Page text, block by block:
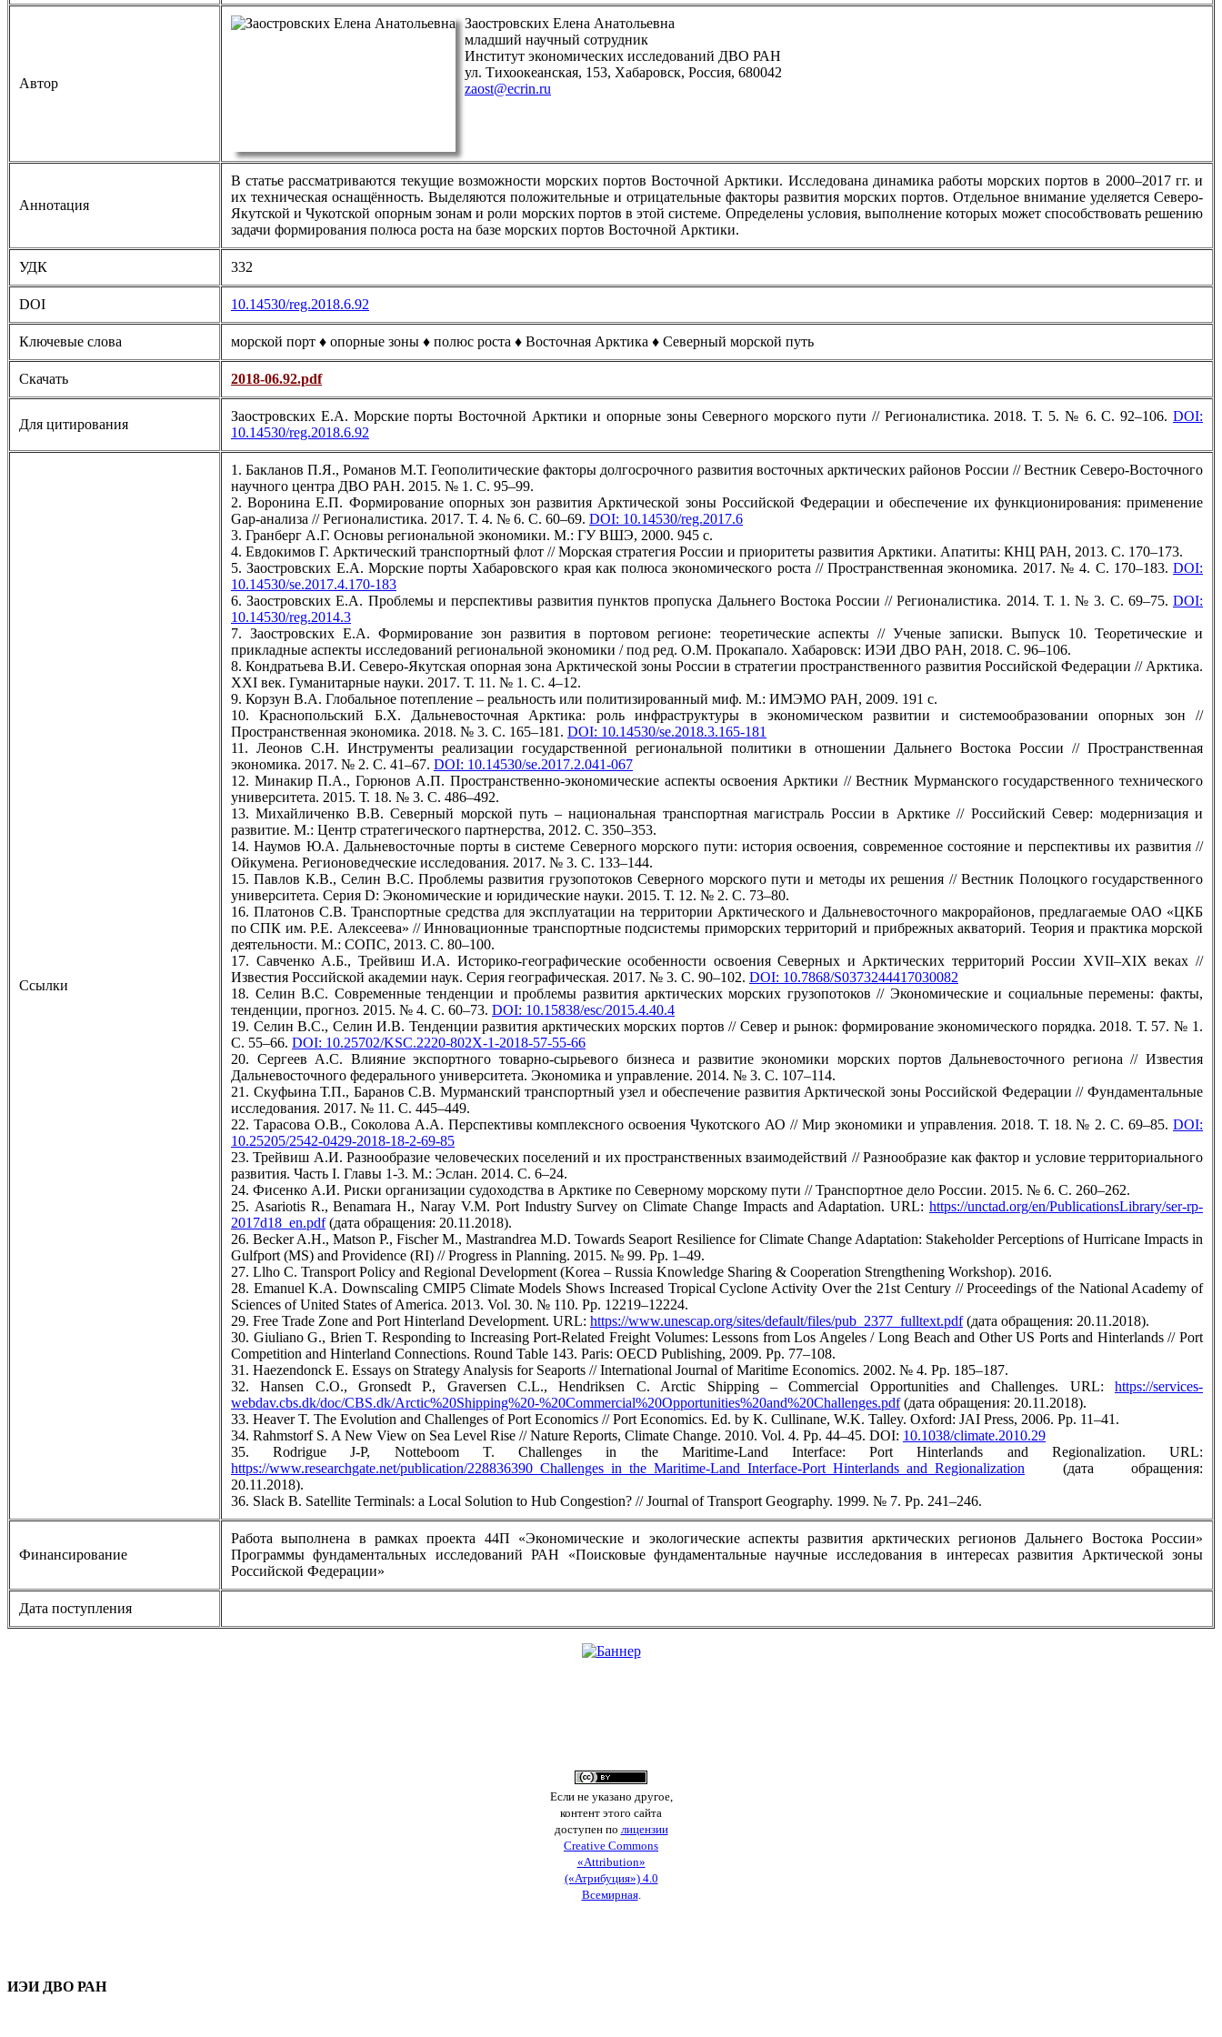
Автор
Заостровских Елена Анатольевна
младший научный сотрудник
Институт экономических исследований ДВО РАН
ул. Тихоокеанская, 153, Хабаровск, Россия, 680042
zaost@ecrin.ru
Аннотация
В статье рассматриваются текущие возможности морских портов Восточной Арктики. Исследована динамика работы морских портов в 2000–2017 гг. и
их техническая оснащённость. Выделяются положительные и отрицательные факторы развития морских портов. Отдельное внимание уделяется Северо-
Якутской и Чукотской опорным зонам и роли морских портов в этой системе. Определены условия, выполнение которых может способствовать решению
задачи формирования полюса роста на базе морских портов Восточной Арктики.
УДК 332
DOI 10.14530/reg.2018.6.92
Ключевые слова морской порт ♦ опорные зоны ♦ полюс роста ♦ Восточная Арктика ♦ Северный морской путь
Скачать 2018-06.92.pdf
Для цитирования
Заостровских Е.А. Морские порты Восточной Арктики и опорные зоны Северного морского пути // Регионалистика. 2018. Т. 5. № 6. С. 92–106. DOI:
10.14530/reg.2018.6.92
Ссылки
1. Бакланов П.Я., Романов М.Т. Геополитические факторы долгосрочного развития восточных арктических районов России // Вестник Северо-Восточного
научного центра ДВО РАН. 2015. № 1. С. 95–99.
2. Воронина Е.П. Формирование опорных зон развития Арктической зоны Российской Федерации и обеспечение их функционирования: применение
Gap-анализа // Регионалистика. 2017. Т. 4. № 6. С. 60–69. DOI: 10.14530/reg.2017.6
3. Гранберг А.Г. Основы региональной экономики. М.: ГУ ВШЭ, 2000. 945 с.
4. Евдокимов Г. Арктический транспортный флот // Морская стратегия России и приоритеты развития Арктики. Апатиты: КНЦ РАН, 2013. С. 170–173.
5. Заостровских Е.А. Морские порты Хабаровского края как полюса экономического роста // Пространственная экономика. 2017. № 4. С. 170–183. DOI:
10.14530/se.2017.4.170-183
6. Заостровских Е.А. Проблемы и перспективы развития пунктов пропуска Дальнего Востока России // Регионалистика. 2014. Т. 1. № 3. С. 69–75. DOI:
10.14530/reg.2014.3
7. Заостровских Е.А. Формирование зон развития в портовом регионе: теоретические аспекты // Ученые записки. Выпуск 10. Теоретические и
прикладные аспекты исследований региональной экономики / под ред. О.М. Прокапало. Хабаровск: ИЭИ ДВО РАН, 2018. С. 96–106.
8. Кондратьева В.И. Северо-Якутская опорная зона Арктической зоны России в стратегии пространственного развития Российской Федерации // Арктика.
XXI век. Гуманитарные науки. 2017. Т. 11. № 1. С. 4–12.
9. Корзун В.А. Глобальное потепление – реальность или политизированный миф. М.: ИМЭМО РАН, 2009. 191 с.
10. Краснопольский Б.Х. Дальневосточная Арктика: роль инфраструктуры в экономическом развитии и системообразовании опорных зон //
Пространственная экономика. 2018. № 3. С. 165–181. DOI: 10.14530/se.2018.3.165-181
11. Леонов С.Н. Инструменты реализации государственной региональной политики в отношении Дальнего Востока России // Пространственная
экономика. 2017. № 2. С. 41–67. DOI: 10.14530/se.2017.2.041-067
12. Минакир П.А., Горюнов А.П. Пространственно-экономические аспекты освоения Арктики // Вестник Мурманского государственного технического
университета. 2015. Т. 18. № 3. С. 486–492.
13. Михайличенко В.В. Северный морской путь – национальная транспортная магистраль России в Арктике // Российский Север: модернизация и
развитие. М.: Центр стратегического партнерства, 2012. С. 350–353.
14. Наумов Ю.А. Дальневосточные порты в системе Северного морского пути: история освоения, современное состояние и перспективы их развития //
Ойкумена. Регионоведческие исследования. 2017. № 3. С. 133–144.
15. Павлов К.В., Селин В.С. Проблемы развития грузопотоков Северного морского пути и методы их решения // Вестник Полоцкого государственного
университета. Серия D: Экономические и юридические науки. 2015. Т. 12. № 2. С. 73–80.
16. Платонов С.В. Транспортные средства для эксплуатации на территории Арктического и Дальневосточного макрорайонов, предлагаемые ОАО «ЦКБ
по СПК им. Р.Е. Алексеева» // Инновационные транспортные подсистемы приморских территорий и прибрежных акваторий. Теория и практика морской
деятельности. М.: СОПС, 2013. С. 80–100.
17. Савченко А.Б., Трейвиш И.А. Историко-географические особенности освоения Северных и Арктических территорий России XVII–XIX веках //
Известия Российской академии наук. Серия географическая. 2017. № 3. С. 90–102. DOI: 10.7868/S0373244417030082
18. Селин В.С. Современные тенденции и проблемы развития арктических морских грузопотоков // Экономические и социальные перемены: факты,
тенденции, прогноз. 2015. № 4. С. 60–73. DOI: 10.15838/esc/2015.4.40.4
19. Селин В.С., Селин И.В. Тенденции развития арктических морских портов // Север и рынок: формирование экономического порядка. 2018. Т. 57. № 1.
С. 55–66. DOI: 10.25702/KSC.2220-802X-1-2018-57-55-66
20. Сергеев А.С. Влияние экспортного товарно-сырьевого бизнеса и развитие экономики морских портов Дальневосточного региона // Известия
Дальневосточного федерального университета. Экономика и управление. 2014. № 3. С. 107–114.
21. Скуфьина Т.П., Баранов С.В. Мурманский транспортный узел и обеспечение развития Арктической зоны Российской Федерации // Фундаментальные
исследования. 2017. № 11. С. 445–449.
22. Тарасова О.В., Соколова А.А. Перспективы комплексного освоения Чукотского АО // Мир экономики и управления. 2018. Т. 18. № 2. С. 69–85. DOI:
10.25205/2542-0429-2018-18-2-69-85
23. Трейвиш А.И. Разнообразие человеческих поселений и их пространственных взаимодействий // Разнообразие как фактор и условие территориального
развития. Часть I. Главы 1-3. М.: Эслан. 2014. С. 6–24.
24. Фисенко А.И. Риски организации судоходства в Арктике по Северному морскому пути // Транспортное дело России. 2015. № 6. С. 260–262.
25. Asariotis R., Benamara H., Naray V.M. Port Industry Survey on Climate Change Impacts and Adaptation. URL: https://unctad.org/en/PublicationsLibrary/ser-rp-
2017d18_en.pdf(дата обращения: 20.11.2018).
26. Becker A.H., Matson P., Fischer M., Mastrandrea M.D. Towards Seaport Resilience for Climate Change Adaptation: Stakeholder Perceptions of Hurricane Impacts in
Gulfport (MS) and Providence (RI) // Progress in Planning. 2015. № 99. Pp. 1–49.
27. Llho C. Transport Policy and Regional Development (Korea – Russia Knowledge Sharing & Cooperation Strengthening Workshop). 2016.
28. Emanuel K.A. Downscaling CMIP5 Climate Models Shows Increased Tropical Cyclone Activity Over the 21st Century // Proceedings of the National Academy of
Sciences of United States of America. 2013. Vol. 30. № 110. Pp. 12219–12224.
29. Free Trade Zone and Port Hinterland Development. URL: https://www.unescap.org/sites/default/files/pub_2377_fulltext.pdf(дата обращения: 20.11.2018).
30. Giuliano G., Brien T. Responding to Increasing Port-Related Freight Volumes: Lessons from Los Angeles / Long Beach and Other US Ports and Hinterlands // Port
Competition and Hinterland Connections. Round Table 143. Paris: OECD Publishing, 2009. Pp. 77–108.
31. Haezendonck E. Essays on Strategy Analysis for Seaports // International Journal of Maritime Economics. 2002. № 4. Pp. 185–187.
32. Hansen C.O., Gronsedt P., Graversen C.L., Hendriksen C. Arctic Shipping – Commercial Opportunities and Challenges. URL: https://services-
webdav.cbs.dk/doc/CBS.dk/Arctic%20Shipping%20-%20Commercial%20Opportunities%20and%20Challenges.pdf(дата обращения: 20.11.2018).
33. Heaver T. The Evolution and Challenges of Port Economics // Port Economics. Ed. by K. Cullinane, W.K. Talley. Oxford: JAI Press, 2006. Pp. 11–41.
34. Rahmstorf S. A New View on Sea Level Rise // Nature Reports, Climate Change. 2010. Vol. 4. Pp. 44–45. DOI: 10.1038/climate.2010.29
35. Rodrigue J-P, Notteboom T. Challenges in the Maritime-Land Interface: Port Hinterlands and Regionalization. URL:
https://www.researchgate.net/publication/228836390_Challenges_in_the_Maritime-Land_Interface-Port_Hinterlands_and_Regionalization (дата обращения:
20.11.2018).
36. Slack B. Satellite Terminals: a Local Solution to Hub Congestion? // Journal of Transport Geography. 1999. № 7. Pp. 241–246.
Финансирование
Работа выполнена в рамках проекта 44П «Экономические и экологические аспекты развития арктических регионов Дальнего Востока России»
Программы фундаментальных исследований РАН «Поисковые фундаментальные научные исследования в интересах развития Арктической зоны
Российской Федерации»
Дата поступления
Если не указано другое,
контент этого сайта
доступен по лицензии
Creative Commons
«Attribution»
(«Атрибуция») 4.0
Всемирная.
ИЭИ ДВО РАН